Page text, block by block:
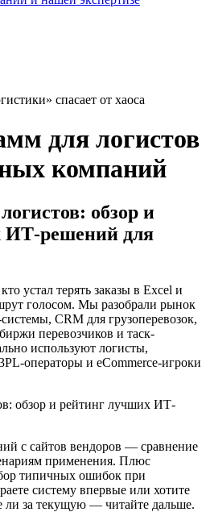
спасает от хаоса
для логистов
компаний
обзор и
ИТ-решений для
устал терять заказы в Excel и
голосом. Мы разобрали рынок
CRM для грузоперевозок,
перевозчиков и таск-
используют логисты,
операторы и eCommerce-игроки
с сайтов вендоров — сравнение
применения. Плюс
типичных ошибок при
систему впервые или хотите
ли за текущую — читайте дальше.